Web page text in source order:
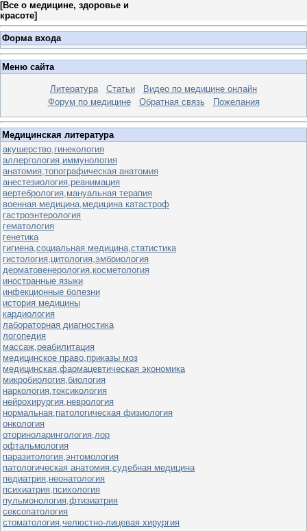
[Все о медицине, здоровье и
красоте]
Форма входа
Меню сайта
Литература Статьи
Видео по медицине онлайн
Форум по медицине
Обратная связь Пожелания
Медицинская литература
акушерство,гинекология
аллергология,иммунология
анатомия,топографическая анатомия
анестезиология,реанимация
вертебрология,мануальная терапия
военная медицина,медицина катастроф
гастроэнтерология
гематология
генетика
гигиена,социальная медицина,статистика
гистология,цитология,эмбриология
дерматовенерология,косметология
иностранные языки
инфекционные болезни
история медицины
кардиология
лабораторная диагностика
логопедия
массаж,реабилитация
медицинское право,приказы моз
медицинская,фармацевтическая экономика
микробиология,биология
наркология,токсикология
нейрохирургия,неврология
нормальная,патологическая физиология
онкология
оториноларингология,лор
офтальмология
паразитология,энтомология
патологическая анатомия,судебная медицина
педиатрия,неонатология
психиатрия,психология
пульмонология,фтизиатрия
сексопатология
стоматология,челюстно-лицевая хирургия